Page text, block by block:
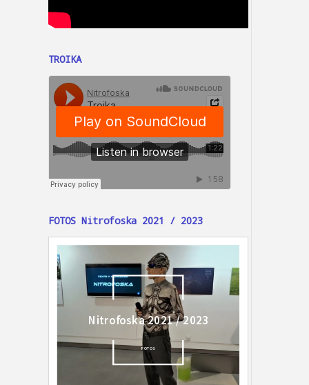
TROIKA
FOTOS Nitrofoska 2021 / 2023